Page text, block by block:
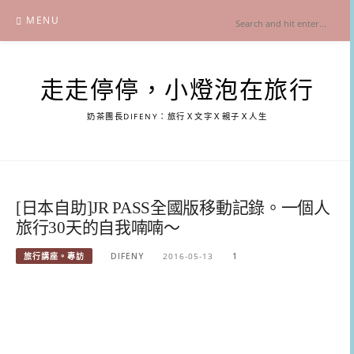
content
MENU
走走停停，小燈泡在旅行
奶茶團長DIFENY：旅行Ｘ文字Ｘ親子Ｘ人生
[日本自助]JR PASS全國版移動記錄。一個人
旅行30天的自我喃喃～
旅行講座。專訪 DIFENY 2016-05-13 1